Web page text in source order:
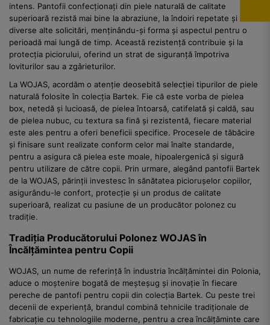
intens. Pantofii confecționați din piele naturală de calitate
superioară rezistă mai bine la abraziune, la îndoiri repetate și la
diverse alte solicitări, menținându-și forma și aspectul pentru o
perioadă mai lungă de timp. Această rezistență contribuie și la
protecția piciorului, oferind un strat de siguranță împotriva
loviturilor sau a zgârieturilor.
La WOJAS, acordăm o atenție deosebită selecției tipurilor de piele
naturală folosite în colecția Bartek. Fie că este vorba de pielea
box, netedă și lucioasă, de pielea întoarsă, catifelată și caldă, sau
de pielea nubuc, cu textura sa fină și rezistentă, fiecare material
este ales pentru a oferi beneficii specifice. Procesele de tăbăcire
și finisare sunt realizate conform celor mai înalte standarde,
pentru a asigura că pielea este moale, hipoalergenică și sigură
pentru utilizare de către copii. Prin urmare, alegând pantofii Bartek
de la WOJAS, părinții investesc în sănătatea piciorușelor copiilor,
asigurându-le confort, protecție și un produs de calitate
superioară, realizat cu pasiune de un producător polonez cu
tradiție.
Tradiția Producătorului Polonez WOJAS în
Încălțămintea pentru Copii
WOJAS, un nume de referință în industria încălțămintei din Polonia,
aduce o moștenire bogată de meșteșug și inovație în fiecare
pereche de pantofi pentru copii din colecția Bartek. Cu peste trei
decenii de experiență, brandul combină tehnicile tradiționale de
fabricație cu tehnologiile moderne, pentru a crea încălțăminte care